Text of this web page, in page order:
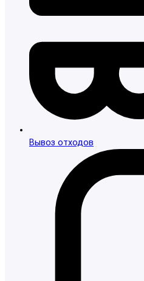
Вывоз отходов